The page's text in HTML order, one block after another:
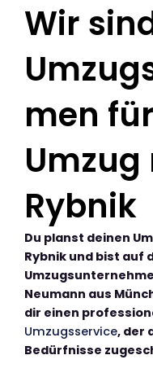
Wir
men
Umzug
Rybnik
Du planst deinen
Rybnik und bist auf
Neumann aus
dir einen
Umzugsservice, der
Bedürfnisse